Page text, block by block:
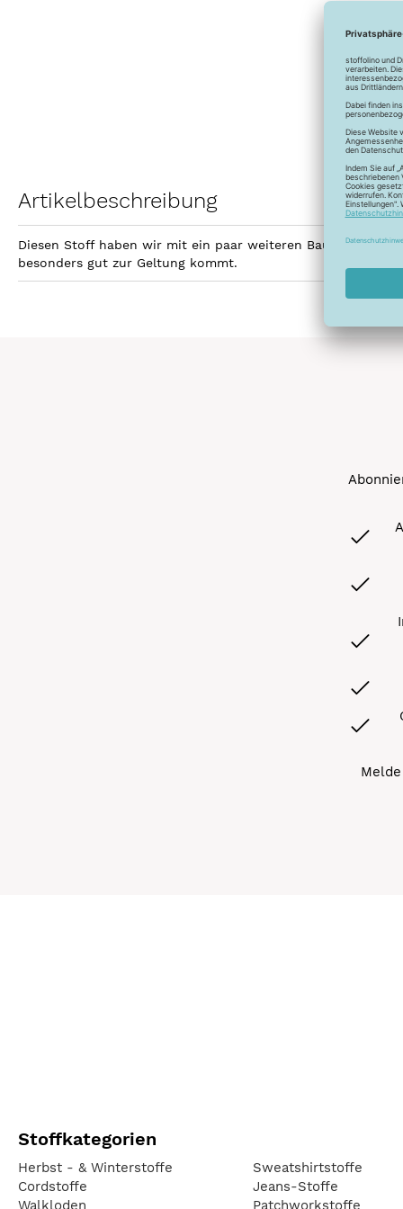
Artikelbeschreibung
Diesen Stoff haben wir mit ein paar weiteren
besonders gut zur Geltung kommt.
Stoffkategorien
Herbst - & Winterstoffe
Cordstoffe
Walkloden
Sweatshirtstoffe
Jeans-Stoffe
Patchworkstoffe